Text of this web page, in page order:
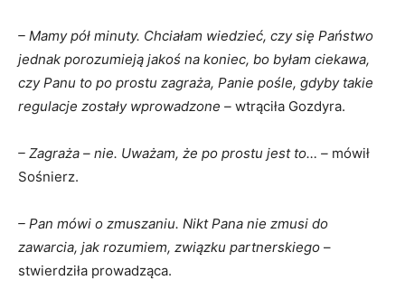
– Mamy pół minuty. Chciałam wiedzieć, czy się Państwo
jednak porozumieją jakoś na koniec, bo byłam ciekawa,
czy Panu to po prostu zagraża, Panie pośle, gdyby takie
regulacje zostały wprowadzone – wtrąciła Gozdyra.
– Zagraża – nie. Uważam, że po prostu jest to… – mówił
Sośnierz.
– Pan mówi o zmuszaniu. Nikt Pana nie zmusi do
zawarcia, jak rozumiem, związku partnerskiego –
stwierdziła prowadząca.